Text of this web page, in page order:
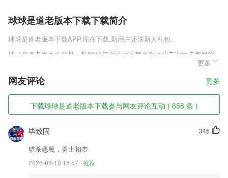
球球是道老版本下载下载简介
球球是道老版本下载APP,现在下载,新用户还送新人礼包.
球球是道老版本下载是一款2019年全民玩家都喜欢玩的二次元卡牌冒险
战斗类RPG手机游戏，游戏邀请顶级美术绘画大师精心绘制，色彩亮丽
的人物模型，精美细腻的场景画面，日系声优演员豪华助阵，带领玩家进
入次元世界，喜欢消零世界安卓版v1.0.0.1这款游戏的玩家千万不要错
过，快来趣趣手游网下载体验吧。
球球是道老版本下载软件特色
1,可以按照序号顺序打印，数字可以设置底边，适用于文本和条码
2,方便强大的医护人员工作管理日按键
3,提供网络诊断功能，可精准的诊断出当前网络所出现的问题，给出最好
的解决方案；
更多
网友评论 更多
下载球球是道老版本下载参与网友评论互动 ( 658 条 )
345
毕致固
猎杀恶魔，勇士相带
2026-08-10 16:57 推荐